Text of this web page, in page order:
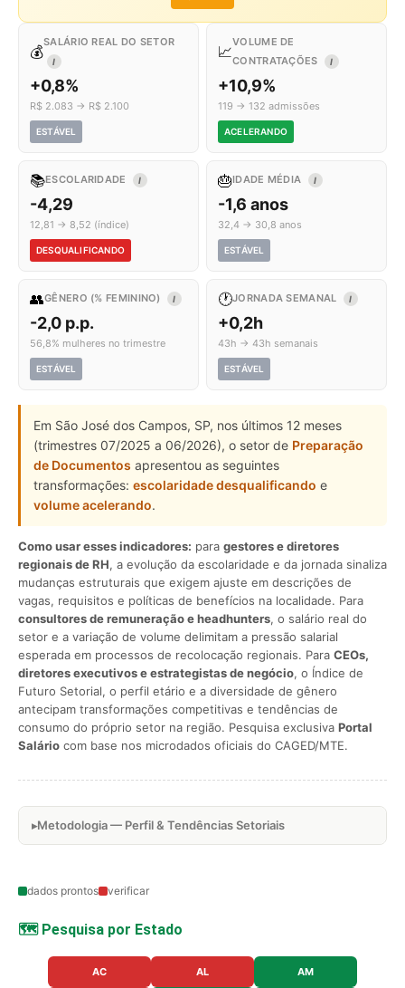
💰
SALÁRIO REAL DO SETOR
I
+0,8%
R$ 2.083 → R$ 2.100
ESTÁVEL
📈
VOLUME DE
CONTRATAÇÕES
I
+10,9%
119 → 132 admissões
ACELERANDO
📚ESCOLARIDADE I
-4,29
12,81 → 8,52 (índice)
DESQUALIFICANDO
🎂IDADE MÉDIA I
-1,6 anos
32,4 → 30,8 anos
ESTÁVEL
👥GÊNERO (% FEMININO) I
-2,0 p.p.
56,8% mulheres no trimestre
ESTÁVEL
🕐JORNADA SEMANAL I
+0,2h
43h → 43h semanais
ESTÁVEL
Em São José dos Campos, SP, nos últimos 12 meses
(trimestres 07/2025 a 06/2026), o setor de Preparação
de Documentos apresentou as seguintes
transformações: escolaridade desqualificando e
volume acelerando.
Como usar esses indicadores: para gestores e diretores
regionais de RH, a evolução da escolaridade e da jornada sinaliza
mudanças estruturais que exigem ajuste em descrições de
vagas, requisitos e políticas de benefícios na localidade. Para
consultores de remuneração e headhunters, o salário real do
setor e a variação de volume delimitam a pressão salarial
esperada em processos de recolocação regionais. Para CEOs,
diretores executivos e estrategistas de negócio, o Índice de
Futuro Setorial, o perfil etário e a diversidade de gênero
antecipam transformações competitivas e tendências de
consumo do próprio setor na região. Pesquisa exclusiva Portal
Salário com base nos microdados oficiais do CAGED/MTE.
Metodologia — Perfil & Tendências Setoriais
dados prontos verificar
🗺️ Pesquisa por Estado
AC AL AM